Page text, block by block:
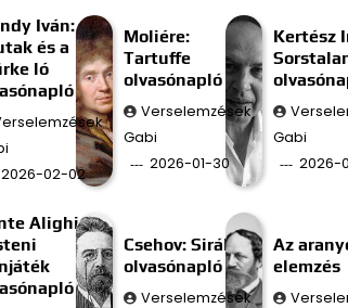
Iván:
és a
ló
2026-02-02
Moliére:
Tartuffe
olvasónapló
Verselemzések
Gabi
2026-01-30
Kertész
Gabi
2026-
Alighieri
Csehov: Sirály
olvasónapló
Verselemzések
Az
elemzés